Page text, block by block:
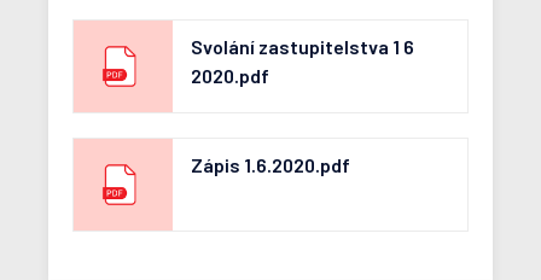
Svolání zastupitelstva 1 6
2020.pdf
Zápis 1.6.2020.pdf